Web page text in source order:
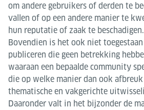
om andere gebruikers of derden te
vallen of op een andere manier te
hun reputatie of zaak te beschadigen.
Bovendien is het ook niet
publiceren die geen betrekking
waaraan een bepaalde community
die op welke manier dan ook afbreuk
thematische en vakgerichte
Daaronder valt in het bijzonder de